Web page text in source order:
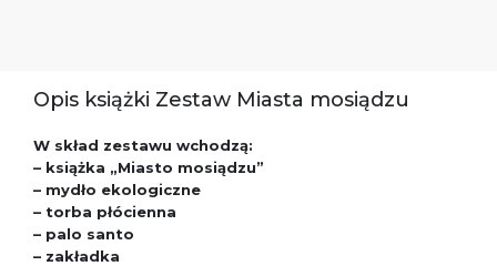
Opis książki Zestaw Miasta mosiądzu
W skład zestawu wchodzą:
– książka „Miasto mosiądzu”
– mydło ekologiczne
– torba płócienna
– palo santo
– zakładka